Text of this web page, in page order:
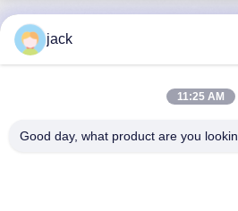
Pokój 327, budynek 25, King
jack
11:25 AM
Good day, what product are you